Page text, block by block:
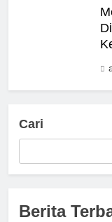
Cari
Berita